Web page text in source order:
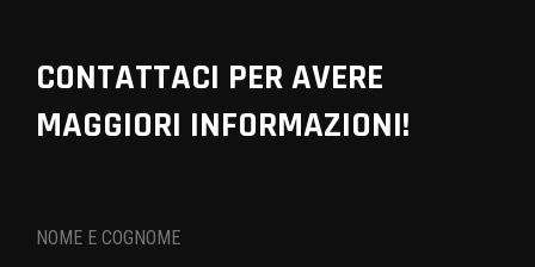
CONTATTACI PER AVERE
MAGGIORI INFORMAZIONI!